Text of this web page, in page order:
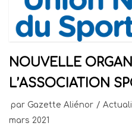
NOUVELLE
L’ASSOCIATION
par Gazette Aliénor
mars 2021